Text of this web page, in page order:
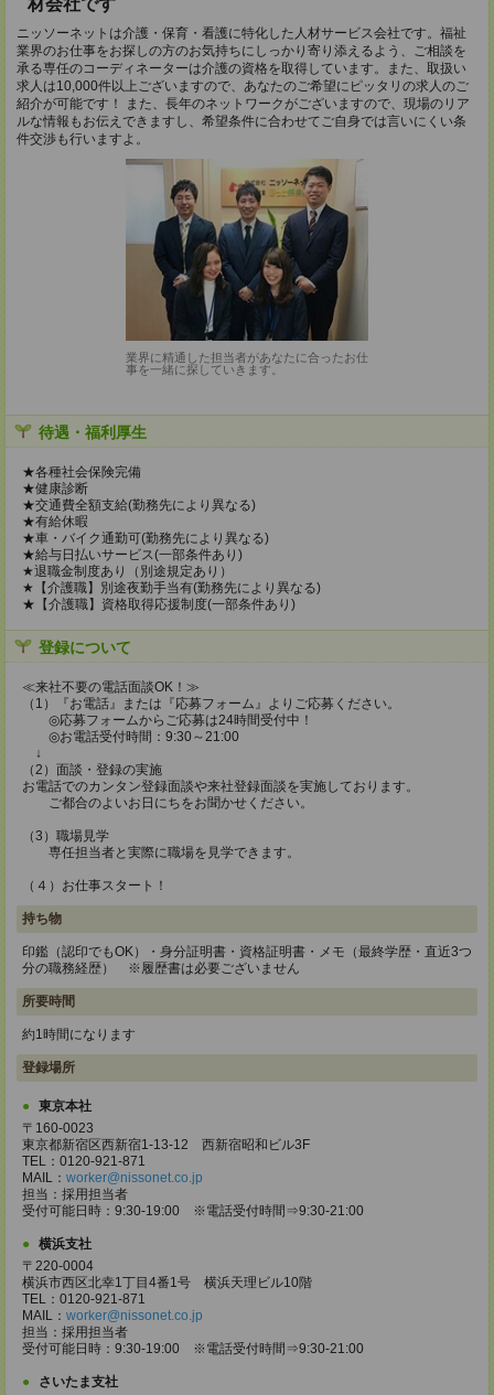
材会社です
ニッソーネットは介護・保育・看護に特化した人材サービス会社です。福祉
業界のお仕事をお探しの方のお気持ちにしっかり寄り添えるよう、ご相談を
承る専任のコーディネーターは介護の資格を取得しています。また、取扱い
求人は10,000件以上ございますので、あなたのご希望にピッタリの求人のご
紹介が可能です！ また、長年のネットワークがございますので、現場のリア
ルな情報もお伝えできますし、希望条件に合わせてご自身では言いにくい条
件交渉も行いますよ。
業界に精通した担当者があなたに合ったお仕
事を一緒に探していきます。
待遇・福利厚生
★各種社会保険完備
★健康診断
★交通費全額支給(勤務先により異なる)
★有給休暇
★車・バイク通勤可(勤務先により異なる)
★給与日払いサービス(一部条件あり)
★退職金制度あり（別途規定あり）
★【介護職】別途夜勤手当有(勤務先により異なる)
★【介護職】資格取得応援制度(一部条件あり)
登録について
≪来社不要の電話面談OK！≫
（1）『お電話』または『応募フォーム』よりご応募ください。
◎応募フォームからご応募は24時間受付中！
◎お電話受付時間：9:30～21:00
↓
（2）面談・登録の実施
お電話でのカンタン登録面談や来社登録面談を実施しております。
ご都合のよいお日にちをお聞かせください。
（3）職場見学
専任担当者と実際に職場を見学できます。
（４）お仕事スタート！
持ち物
印鑑（認印でもOK）・身分証明書・資格証明書・メモ（最終学歴・直近3つ
分の職務経歴） ※履歴書は必要ございません
所要時間
約1時間になります
登録場所
東京本社
〒160-0023
東京都新宿区西新宿1-13-12 西新宿昭和ビル3F
TEL：0120-921-871
MAIL： worker@nissonet.co.jp
担当：採用担当者
受付可能日時：9:30-19:00 ※電話受付時間⇒9:30-21:00
横浜支社
〒220-0004
横浜市西区北幸1丁目4番1号 横浜天理ビル10階
TEL：0120-921-871
MAIL： worker@nissonet.co.jp
担当：採用担当者
受付可能日時：9:30-19:00 ※電話受付時間⇒9:30-21:00
さいたま支社